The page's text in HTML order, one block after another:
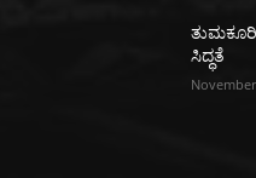
ಸಿದ್ಧತೆ